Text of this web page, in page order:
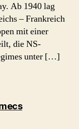
Ab 1940 lag
– Frankreich
mit einer
die NS-
unter […]
sagt: